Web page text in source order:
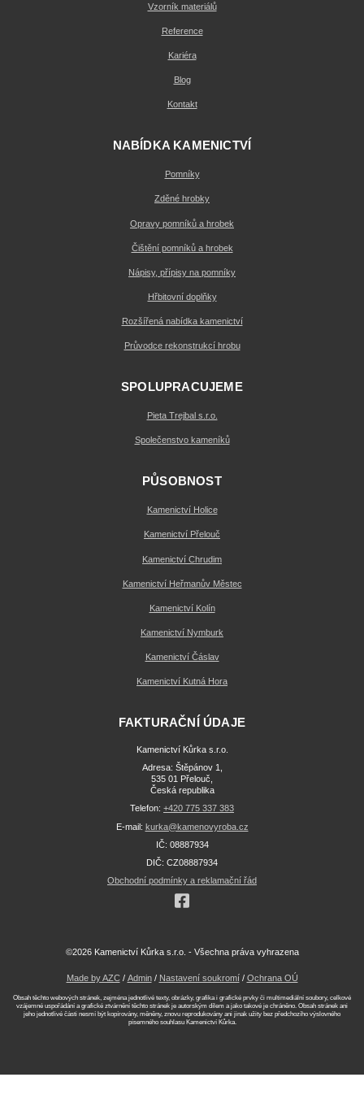
Vzorník materiálů
Reference
Kariéra
Blog
Kontakt
NABÍDKA KAMENICTVÍ
Pomníky
Zděné hrobky
Opravy pomníků a hrobek
Čištění pomníků a hrobek
Nápisy, přípisy na pomníky
Hřbitovní doplňky
Rozšířená nabídka kamenictví
Průvodce rekonstrukcí hrobu
SPOLUPRACUJEME
Pieta Trejbal s.r.o.
Společenstvo kameníků
PŮSOBNOST
Kamenictví Holice
Kamenictví Přelouč
Kamenictví Chrudim
Kamenictví Heřmanův Městec
Kamenictví Kolín
Kamenictví Nymburk
Kamenictví Čáslav
Kamenictví Kutná Hora
FAKTURAČNÍ ÚDAJE
Kamenictví Kůrka s.r.o.
Adresa: Štěpánov 1,
535 01 Přelouč,
Česká republika
Telefon: +420 775 337 383
E-mail: kurka@kamenovyroba.cz
IČ: 08887934
DIČ: CZ08887934
Obchodní podmínky a reklamační řád
©2026 Kamenictví Kůrka s.r.o. - Všechna práva vyhrazena
Made by AZC/ Admin/ Nastavení soukromí/ Ochrana OÚ
Obsah těchto webových stránek, zejména jednotlivé texty, obrázky, grafika i grafické prvky či multimediální soubory, celkové
vzájemné uspořádání a grafické ztvárnění těchto stránek je autorským dílem a jako takové je chráněno. Obsah stránek ani
jeho jednotlivé části nesmí být kopírovány, měněny, znovu reprodukovány ani jinak užity bez předchozího výslovného
písemného souhlasu Kamenictví Kůrka.